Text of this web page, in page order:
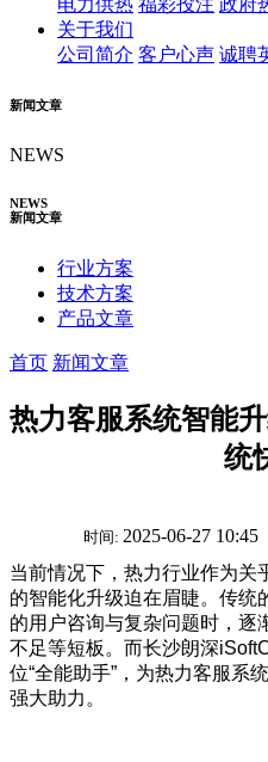
电力供热 福彩投注 政府
关于我们
公司简介 客户心声 诚聘
新闻文章
NEWS
NEWS
新闻文章
行业方案
技术方案
产品文章
首页 新闻文章
热力客服系统智能
统
时间: 2025-06-27 10:45
当前情况下，热力行业作为关
的智能化升级迫在眉睫。传统
的用户咨询与复杂问题时，逐
不足等短板。而长沙朗深
位“全能助手”，为热力客服系
强大助力。